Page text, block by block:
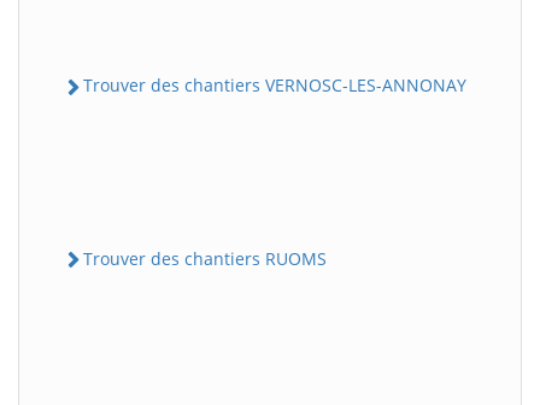
Trouver des chantiers VERNOSC-LES-ANNONAY
Trouver des chantiers RUOMS